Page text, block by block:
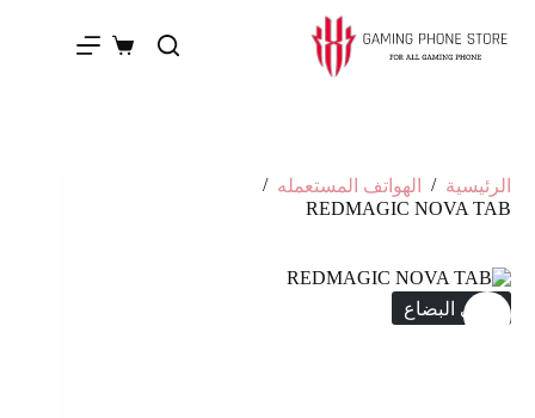
الرئيسية / الهواتف المستعمله /
REDMAGIC NOVA TAB
انتهى البضاع